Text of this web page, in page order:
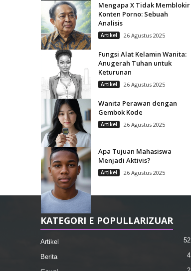
Mengapa X Tidak Memblokir
Konten Porno: Sebuah
Analisis
Artikel 26 Agustus 2025
Fungsi Alat Kelamin Wanita:
Anugerah Tuhan untuk
Keturunan
Artikel 26 Agustus 2025
Wanita Perawan dengan
Gembok Kode
Artikel 26 Agustus 2025
Apa Tujuan Mahasiswa
Menjadi Aktivis?
Artikel 26 Agustus 2025
KATEGORI E POPULLARIZUAR
Artikel 52
Berita 4